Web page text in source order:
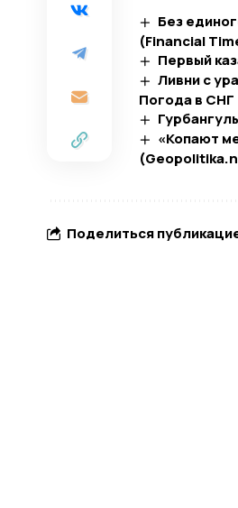
Без
(Financial
Первый
Ливни с
Погода в СНГ
«Копают
Поделиться